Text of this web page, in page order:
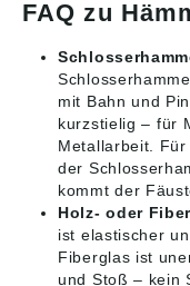
FAQ zu
mit Bahn und
kurzstielig – für
Metallarbeit.
der
kommt der
Holz- oder
ist elastischer
Fiberglas ist
und Stoß – kein